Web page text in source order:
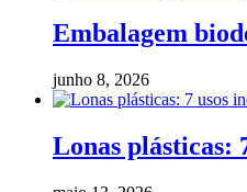
Embalagem
junho 8, 2026
Lonas plásticas: